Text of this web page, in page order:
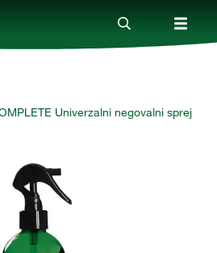
Univerzalni negovalni sprej